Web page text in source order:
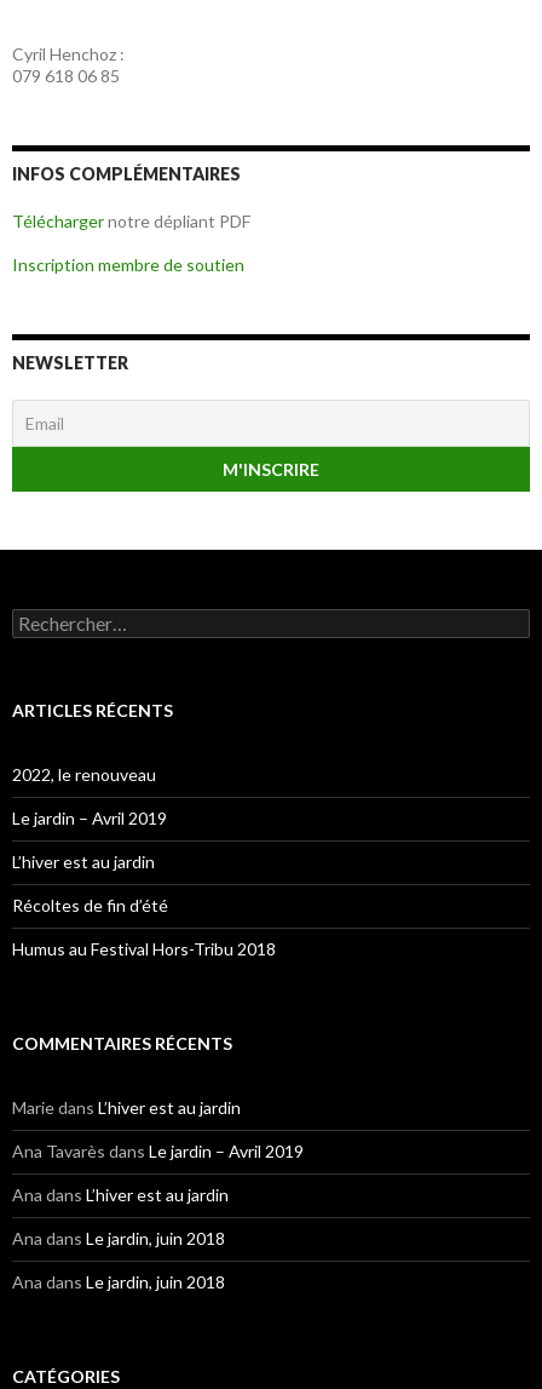
Cyril Henchoz :
079 618 06 85
INFOS COMPLÉMENTAIRES
Téléchargernotre dépliant PDF
Inscription membre de soutien
NEWSLETTER
Rechercher :
ARTICLES RÉCENTS
2022, le renouveau
Le jardin – Avril 2019
L’hiver est au jardin
Récoltes de fin d’été
Humus au Festival Hors-Tribu 2018
COMMENTAIRES RÉCENTS
Mariedans L’hiver est au jardin
Ana Tavarès dans Le jardin – Avril 2019
Ana dans L’hiver est au jardin
Ana dans Le jardin, juin 2018
Ana dans Le jardin, juin 2018
CATÉGORIES